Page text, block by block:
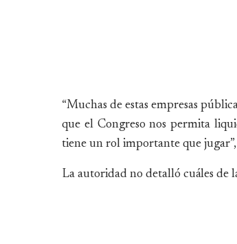
“Muchas de estas empresas
que el Congreso nos permita
tiene un rol importante que
La autoridad no detalló cuáles de